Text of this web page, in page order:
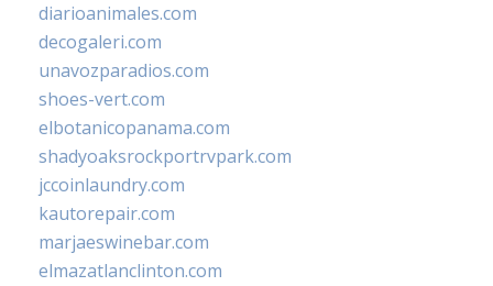
diarioanimales.com
decogaleri.com
unavozparadios.com
shoes-vert.com
elbotanicopanama.com
shadyoaksrockportrvpark.com
jccoinlaundry.com
kautorepair.com
marjaeswinebar.com
elmazatlanclinton.com